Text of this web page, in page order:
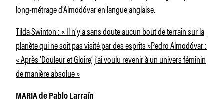
long-métrage d’Almodóvar en langue anglaise.
Tilda Swinton : « Il n’y a sans doute aucun bout de terrain sur la
planète qui ne soit pas visité par des esprits »Pedro Almodóvar :
« Après ‘Douleur et Gloire’, j’ai voulu revenir à un univers féminin
de manière absolue »
MARIA de Pablo Larraín